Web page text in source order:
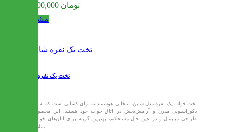
10,200,000 تومان
مشاهده
تخت یک نفره شاین
تخت خواب یک نفره مدل شاین، انتخابی هوشمندانه برای کسانی است که به دنبال
دکوراسیونی مدرن و آرامش‌بخش در اتاق خواب خود هستند. این محصول با
طراحی مینیمال و در عین حال مستحکم، بهترین گزینه برای اتاق‌های خواب با
فضای...